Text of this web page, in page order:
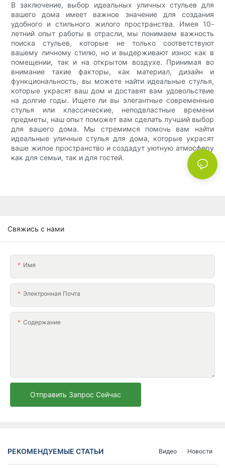
В заключение, выбор идеальных уличных стульев для
вашего дома имеет важное значение для создания
удобного и стильного жилого пространства. Имея 10-
летний опыт работы в отрасли, мы понимаем важность
поиска стульев, которые не только соответствуют
вашему личному стилю, но и выдерживают износ как в
помещении, так и на открытом воздухе. Принимая во
внимание такие факторы, как материал, дизайн и
функциональность, вы можете найти идеальные стулья,
которые украсят ваш дом и доставят вам удовольствие
на долгие годы. Ищете ли вы элегантные современные
стулья или классические, неподвластные времени
предметы, наш опыт поможет вам сделать лучший выбор
для вашего дома. Мы стремимся помочь вам найти
идеальные уличные стулья для дома, которые украсят
ваше жилое пространство и создадут уютную атмосферу
как для семьи, так и для гостей.
Свяжись с нами
Имя
Электронная Почта
Содержание
Отправить Запрос Сейчас
РЕКОМЕНДУЕМЫЕ СТАТЬИ Новости
Видео